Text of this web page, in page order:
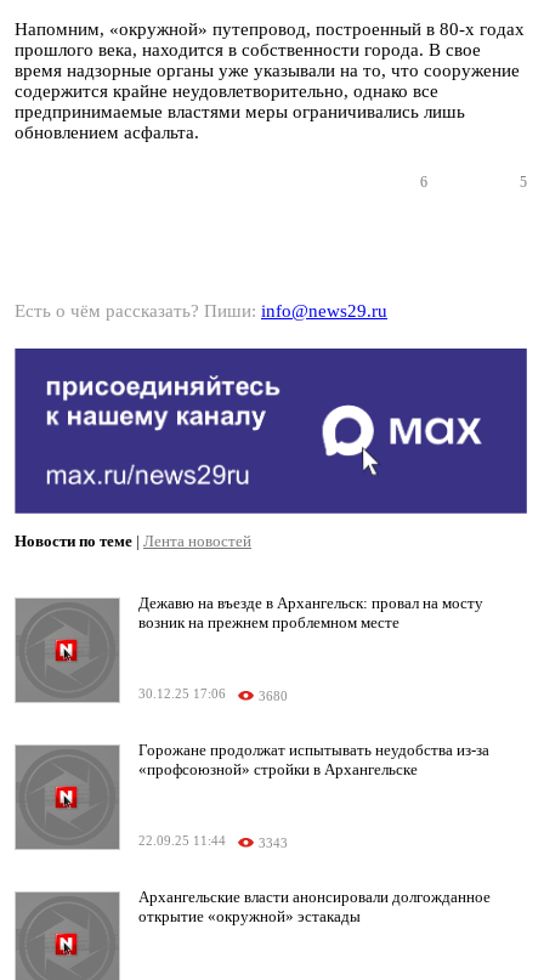
Напомним, «окружной» путепровод, построенный в 80-х годах
прошлого века, находится в собственности города. В свое
время надзорные органы уже указывали на то, что сооружение
содержится крайне неудовлетворительно, однако все
предпринимаемые властями меры ограничивались лишь
обновлением асфальта.
6 5
Есть о чём рассказать? Пиши: info@news29.ru
Новости по теме | Лента новостей
Дежавю на въезде в Архангельск: провал на мосту
возник на прежнем проблемном месте
30.12.25 17:06 3680
Горожане продолжат испытывать неудобства из-за
«профсоюзной» стройки в Архангельске
22.09.25 11:44 3343
Архангельские власти анонсировали долгожданное
открытие «окружной» эстакады